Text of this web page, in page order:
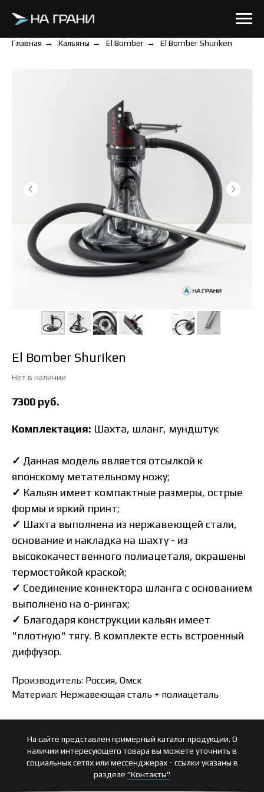
Главная → Кальяны → El Bomber → El Bomber Shuriken
El Bomber Shuriken
Нет в наличии
7300 руб.
Комплектация: Шахта, шланг, мундштук
✓ Данная модель является отсылкой к
японскому метательному ножу;
✓ Кальян имеет компактные размеры, острые
формы и яркий принт;
✓ Шахта выполнена из нержавеющей стали,
основание и накладка на шахту - из
высококачественного полиацеталя, окрашены
термостойкой краской;
✓ Соединение коннектора шланга с основанием
выполнено на о-рингах;
✓ Благодаря конструкции кальян имеет
"плотную" тягу. В комплекте есть встроенный
диффузор.
Производитель: Россия, Омск
Материал: Нержавеющая сталь + полиацеталь
На сайте представлен примерный каталог продукции. О
наличии интересующего товара вы можете уточнить в
социальных сетях или мессенджерах - ссылки указаны в
разделе "Контакты"